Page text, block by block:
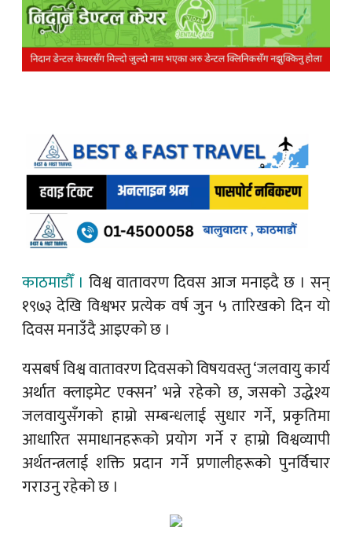
काठमाडौँ । विश्व वातावरण दिवस आज मनाइदै छ । सन्
१९७३ देखि विश्वभर प्रत्येक वर्ष जुन ५ तारिखको दिन यो
दिवस मनाउँदै आइएको छ ।
यसबर्ष विश्व वातावरण दिवसको विषयवस्तु ‘जलवायु कार्य
अर्थात क्लाइमेट एक्सन’ भन्ने रहेको छ, जसको उद्धेश्य
जलवायुसँगको हाम्रो सम्बन्धलाई सुधार गर्ने, प्रकृतिमा
आधारित समाधानहरूको प्रयोग गर्ने र हाम्रो विश्वव्यापी
अर्थतन्त्रलाई शक्ति प्रदान गर्ने प्रणालीहरूको पुनर्विचार
गराउनु रहेको छ ।